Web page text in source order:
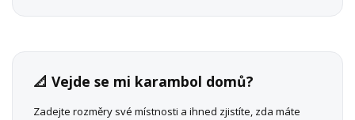
📐 Vejde se mi karambol domů?
Zadejte rozměry své místnosti a ihned zjistíte, zda máte